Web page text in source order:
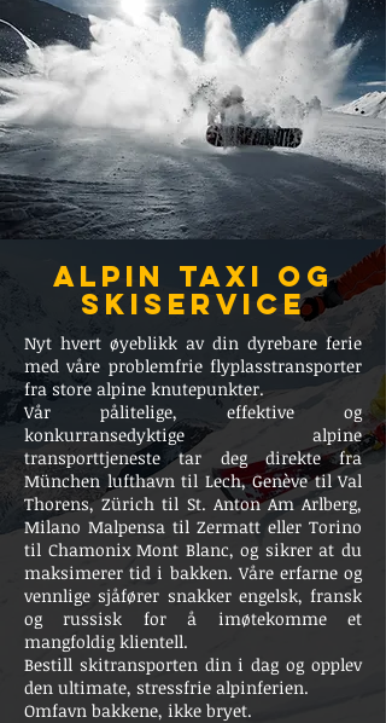
alpin taxi og
skiservice
Nyt hvert øyeblikk av din dyrebare ferie
med våre problemfrie flyplasstransporter
fra store alpine knutepunkter.
Vår pålitelige, effektive og
konkurransedyktige alpine
transporttjeneste tar deg direkte fra
München lufthavn til Lech, Genève til Val
Thorens, Zürich til St. Anton Am Arlberg,
Milano Malpensa til Zermatt eller Torino
til Chamonix Mont Blanc, og sikrer at du
maksimerer tid i bakken. Våre erfarne og
vennlige sjåfører snakker engelsk, fransk
og russisk for å imøtekomme et
mangfoldig klientell.
Bestill skitransporten din i dag og opplev
den ultimate, stressfrie alpinferien.
Omfavn bakkene, ikke bryet.